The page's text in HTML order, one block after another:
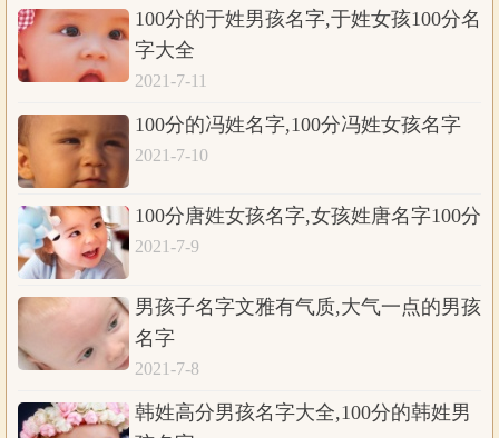
100分的于姓男孩名字,于姓女孩100分名
字大全
2021-7-11
100分的冯姓名字,100分冯姓女孩名字
2021-7-10
100分唐姓女孩名字,女孩姓唐名字100分
2021-7-9
男孩子名字文雅有气质,大气一点的男孩
名字
2021-7-8
韩姓高分男孩名字大全,100分的韩姓男